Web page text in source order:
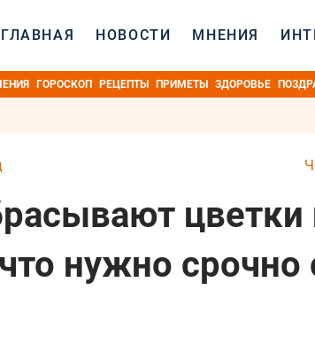
ГЛАВНАЯ НОВОСТИ МНЕНИЯ
ГОРОСКОП РЕЦЕПТЫ ПРИМЕТЫ ЗДОРОВЬЕ
цветки
нужно срочно